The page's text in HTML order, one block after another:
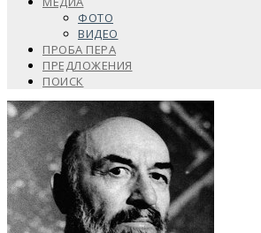
ФОТО
ВИДЕО
ПРОБА ПЕРА
ПРЕДЛОЖЕНИЯ
ПОИСК